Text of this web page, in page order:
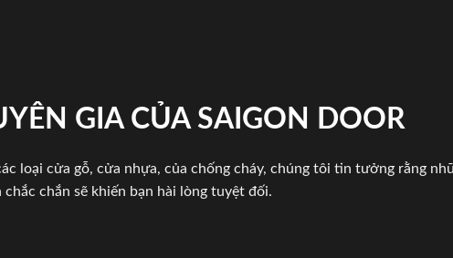
GIA CỦA SAIGON DOOR
loại cửa gỗ, cửa nhựa, của chống cháy, chúng tôi tin tưởng rằng
chắn sẽ khiến bạn hài lòng tuyệt đối.